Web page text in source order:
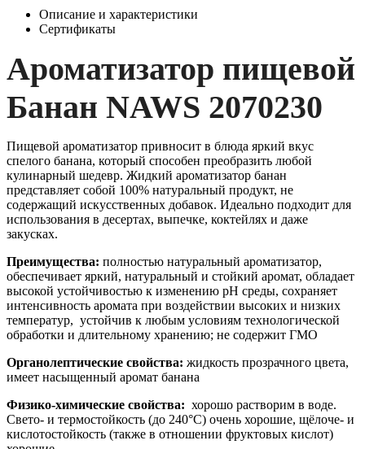
Описание и характеристики
Сертификаты
Ароматизатор пищевой
Банан NAWS 2070230
Пищевой ароматизатор привносит в блюда яркий вкус
спелого банана, который способен преобразить любой
кулинарный шедевр. Жидкий ароматизатор банан
представляет собой 100% натуральный продукт, не
содержащий искусственных добавок. Идеально подходит для
использования в десертах, выпечке, коктейлях и даже
закусках.
Преимущества: полностью натуральный ароматизатор,
обеспечивает яркий, натуральный и стойкий аромат, обладает
высокой устойчивостью к изменению pH среды, сохраняет
интенсивность аромата при воздействии высоких и низких
температур, устойчив к любым условиям технологической
обработки и длительному хранению; не содержит ГМО
Органолептические свойства: жидкость прозрачного цвета,
имеет насыщенный аромат банана
Физико-химические свойства: хорошо растворим в воде.
Свето- и термостойкость (до 240°С) очень хорошие, щёлоче- и
кислотостойкость (также в отношении фруктовых кислот)